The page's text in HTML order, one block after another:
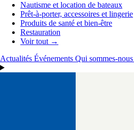
Nautisme et location de bateaux
Prêt-à-porter, accessoires et lingerie
Produits de santé et bien-être
Restauration
Voir tout →
Actualités Événements Qui sommes-nous